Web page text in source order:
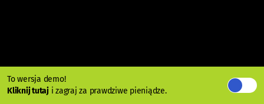
To wersja demo!
Kliknij tutaji zagraj za prawdziwe pieniądze.